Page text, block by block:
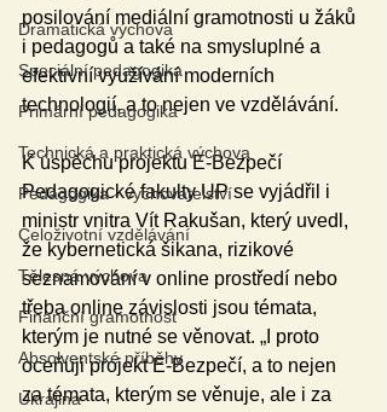
Dramatická výchova
Speciální pedagogika
Primární pedagogika
Technická a praktická výchova
Pedagogika - vychovatelství
Celoživotní vzdělávání
Tělesná výchova
Finanční gramotnost
Absolventské příběhy
Ukrajina
posilování mediální gramotnosti u žáků
i pedagogů a také na smysluplné a
efektivní využívání moderních
technologií, a to nejen ve vzdělávání.
K úspěchu projektu E-Bezpečí
Pedagogické fakulty UP se vyjádřil i
ministr vnitra Vít Rakušan, který uvedl,
že kybernetická šikana, rizikové
seznamování v online prostředí nebo
třeba online závislosti jsou témata,
kterým je nutné se věnovat. „I proto
oceňuji projekt E-Bezpečí, a to nejen
za témata, kterým se věnuje, ale i za